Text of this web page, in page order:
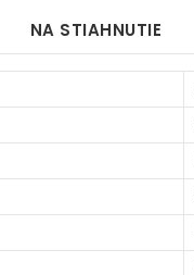
NA STIAHNUTIE